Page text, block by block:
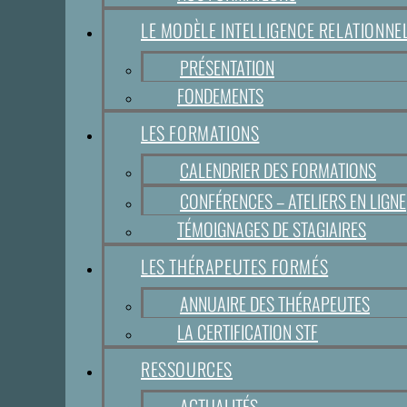
LE MODÈLE INTELLIGENCE
PRÉSENTATION
FONDEMENTS
LES FORMATIONS
CALENDRIER DES FORMATIONS
CONFÉRENCES – ATELIERS EN LIGNE
TÉMOIGNAGES DE STAGIAIRES
LES THÉRAPEUTES FORMÉS
ANNUAIRE DES THÉRAPEUTES
LA CERTIFICATION STF
RESSOURCES